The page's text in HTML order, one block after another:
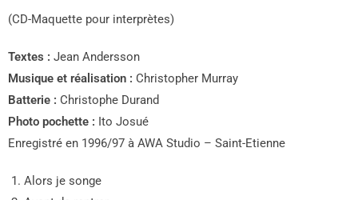
(CD-Maquette pour interprètes)
Textes : Jean Andersson
Musique et réalisation : Christopher Murray
Batterie : Christophe Durand
Photo pochette : Ito Josué
Enregistré en 1996/97 à AWA Studio – Saint-Etienne
Alors je songe